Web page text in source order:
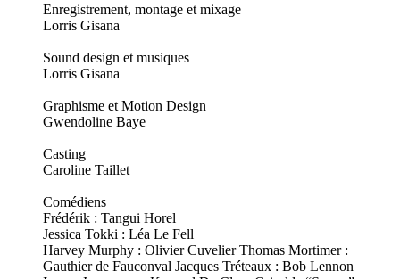
Enregistrement, montage et mixage
Lorris Gisana
Sound design et musiques
Lorris Gisana
Graphisme et Motion Design
Gwendoline Baye
Casting
Caroline Taillet
Comédiens
Frédérik : Tangui Horel
Jessica Tokki : Léa Le Fell
Harvey Murphy : Olivier Cuvelier Thomas Mortimer :
Gauthier de Fauconval Jacques Tréteaux : Bob Lennon